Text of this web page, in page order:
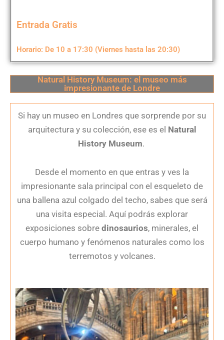
Entrada Gratis
Horario: De 10 a 17:30 (Viernes hasta las 20:30)
Natural History Museum: el museo más
impresionante de Londre
Si hay un museo en Londres que sorprende por su
arquitectura y su colección, ese es el Natural
History Museum.
Desde el momento en que entras y ves la
impresionante sala principal con el esqueleto de
una ballena azul colgado del techo, sabes que será
una visita especial. Aquí podrás explorar
exposiciones sobre dinosaurios, minerales, el
cuerpo humano y fenómenos naturales como los
terremotos y volcanes.